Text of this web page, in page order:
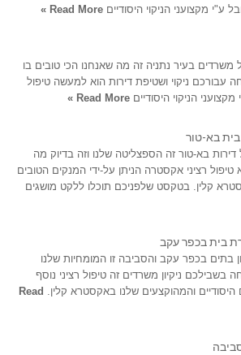
ע"י מקצועני הניקוי היסודיים Read More »
משרדים בעיר נתניה זה מה שאנחנו הכי טובים בו
עבורכם ניקוי ושטיפת דירות הוא למעשה טיפול
הניקוי היסודיים Read More »
בא-טור
דירות בא-טור זה הספצליטה שלנו וזה בדיוק מה
רציני אקסטרה הניתן על-ידי המנקים הטובים
קלין. בטקסט שלפניכם תוכלו ללקט מושגים
בית בכפר עקב
בתים בכפר עקב והסביבה זו המומחיות שלנו
ניקיון משרדים זה טיפול רציני נוסף
והמהוקצעים שלנו באקסטרא קלין. Read